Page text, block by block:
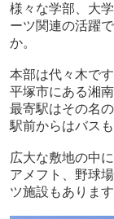
様々な学部、大
ーツ関連の活躍
か。
本部は代々木で
平塚市にある湘
最寄駅はその名
駅前からはバスも
広大な敷地の中
アメフト、野球
ツ施設もあります